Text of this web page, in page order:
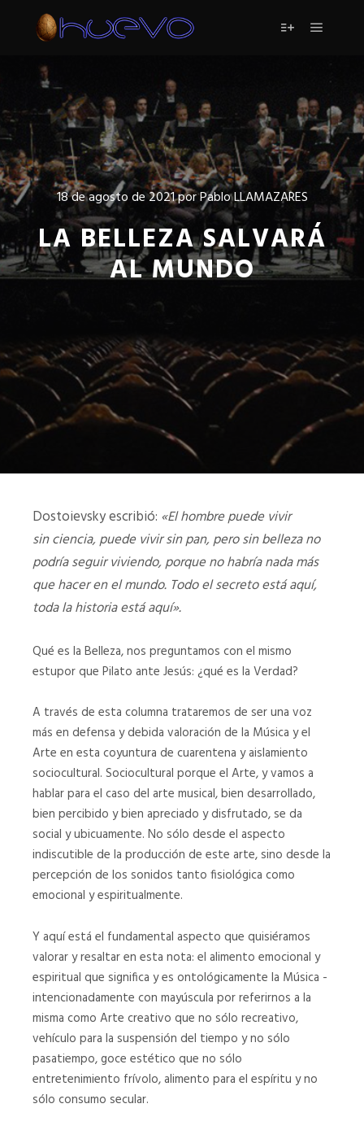
18 de agosto de 2021porPablo LLAMAZARES
LA BELLEZA SALVARÁ
AL MUNDO
Dostoievsky escribió: «El hombre puede vivir
sin ciencia, puede vivir sin pan, pero sin belleza no
podría seguir viviendo, porque no habría nada más
que hacer en el mundo. Todo el secreto está aquí,
toda la historia está aquí».
Qué es la Belleza, nos preguntamos con el mismo
estupor que Pilato ante Jesús: ¿qué es la Verdad?
A través de esta columna trataremos de ser una voz
más en defensa y debida valoración de la Música y el
Arte en esta coyuntura de cuarentena y aislamiento
sociocultural. Sociocultural porque el Arte, y vamos a
hablar para el caso del arte musical, bien desarrollado,
bien percibido y bien apreciado y disfrutado, se da
social y ubicuamente. No sólo desde el aspecto
indiscutible de la producción de este arte, sino desde la
percepción de los sonidos tanto fisiológica como
emocional y espiritualmente.
Y aquí está el fundamental aspecto que quisiéramos
valorar y resaltar en esta nota: el alimento emocional y
espiritual que significa y es ontológicamente la Música -
intencionadamente con mayúscula por referirnos a la
misma como Arte creativo que no sólo recreativo,
vehículo para la suspensión del tiempo y no sólo
pasatiempo, goce estético que no sólo
entretenimiento frívolo, alimento para el espíritu y no
sólo consumo secular.